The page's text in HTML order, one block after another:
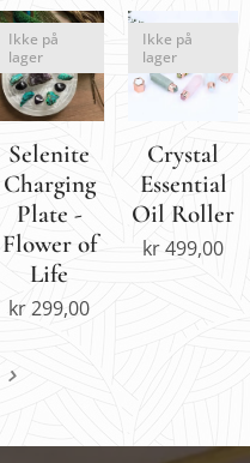
Selenite
Charging
Plate -
Flower of
Life
Ikke på
lager
kr299,00
Crystal
Essential
Oil Roller
Ikke på
lager
kr499,00